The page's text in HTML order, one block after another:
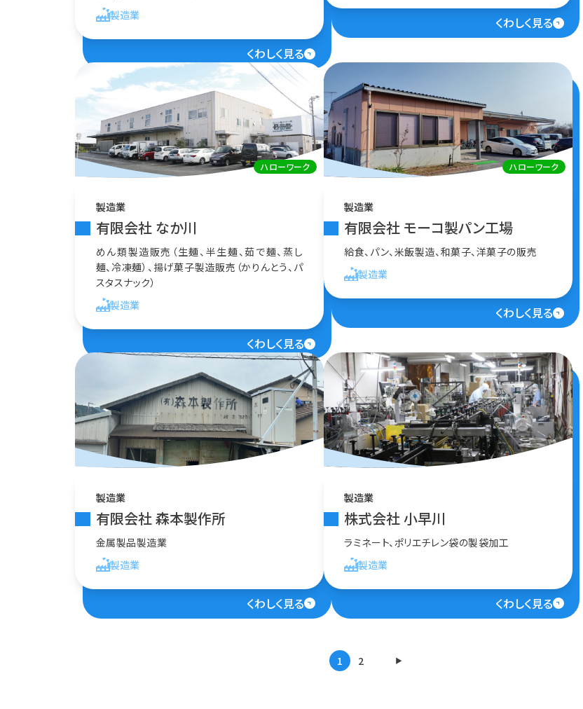
製造業
くわしく見る
くわしく見る
ハローワーク
製造業
有限会社 なか川
めん類製造販売（生麺、半生麺、茹で麺、蒸し
麺、冷凍麺）、揚げ菓子製造販売（かりんとう、パ
スタスナック）
製造業
くわしく見る
ハローワーク
製造業
有限会社 モーコ製パン工場
給食、パン、米飯製造、和菓子、洋菓子の販売
製造業
くわしく見る
製造業
有限会社 森本製作所
金属製品製造業
製造業
くわしく見る
製造業
株式会社 小早川
ラミネート、ポリエチレン袋の製袋加工
製造業
くわしく見る
1 2 ▶